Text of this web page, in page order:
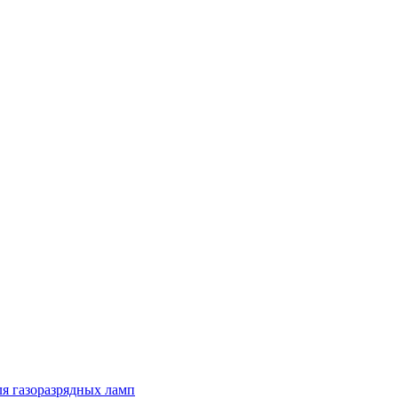
газоразрядных ламп